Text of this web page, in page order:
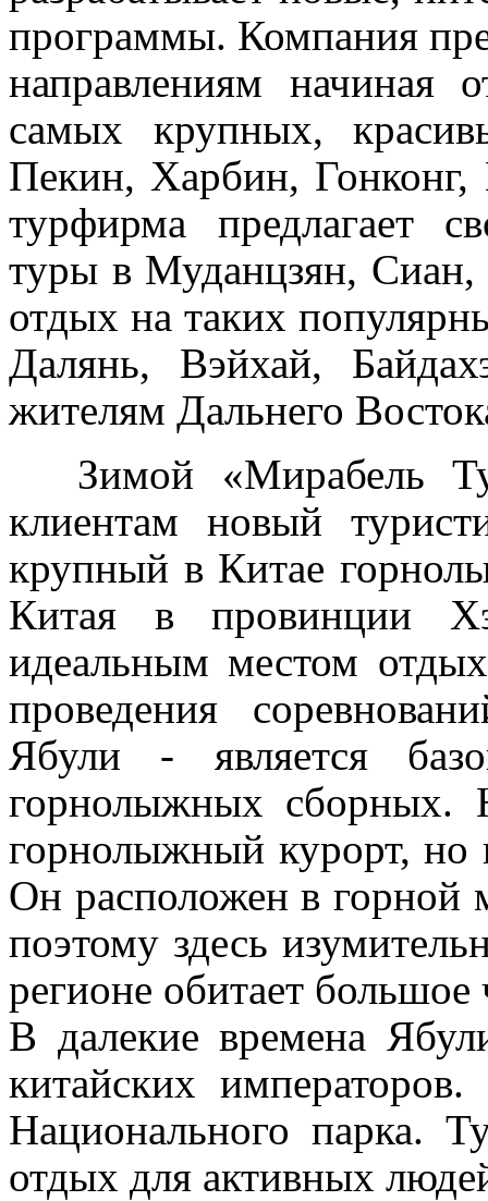
программы. Компания
направлениям
самых крупных,
Пекин, Харбин,
турфирма предлагает
туры в Муданцзян,
отдых на таких
Далянь, Вэйхай,
жителям Дальнего
Зимой «Мирабель
клиентам новый
крупный в Китае
Китая в провинции
идеальным местом
проведения
Ябули - является
горнолыжных сборных.
горнолыжный курорт, но
Он расположен в горной
поэтому здесь
регионе обитает большое
В далекие времена
китайских
Национального парка.
отдых для активных